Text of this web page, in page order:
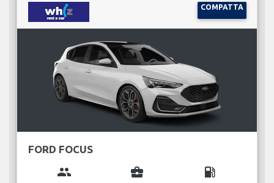
COMPATTA
FORD FOCUS
group business_center local_gas_station